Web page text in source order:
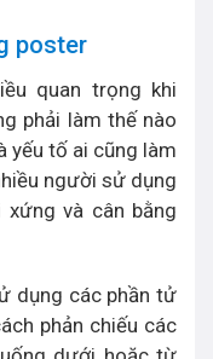
poster
quan trọng khi
phải làm thế nào
yếu tố ai cũng làm
người sử dụng
xứng và cân bằng
dụng các phần tử
phản chiếu các